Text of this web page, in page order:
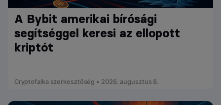
A Bybit amerikai bírósági
segítséggel keresi az ellopott
kriptót
Cryptofalka szerkesztőség • 2026. augusztus 8.